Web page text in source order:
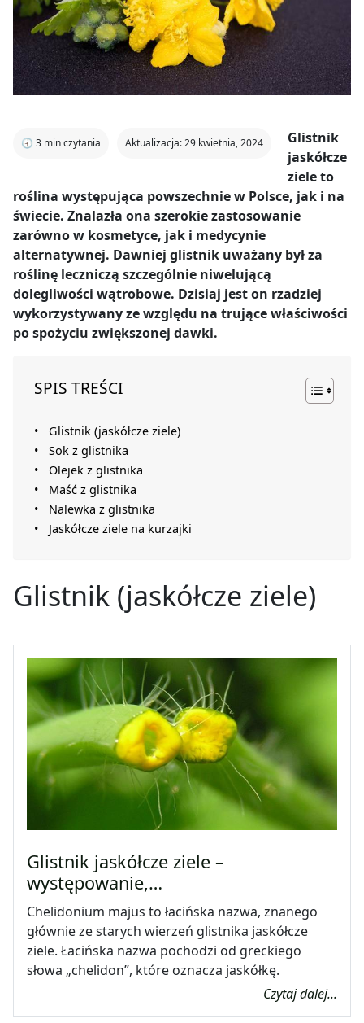
🕣 3 min czytania Aktualizacja: 29 kwietnia, 2024
Glistnik
jaskółcze
ziele to
roślina występująca powszechnie w Polsce, jak i na
świecie. Znalazła ona szerokie zastosowanie
zarówno w kosmetyce, jak i medycynie
alternatywnej. Dawniej glistnik uważany był za
roślinę leczniczą szczególnie niwelującą
dolegliwości wątrobowe. Dzisiaj jest on rzadziej
wykorzystywany ze względu na trujące właściwości
po spożyciu zwiększonej dawki.
SPIS TREŚCI
Glistnik (jaskółcze ziele)
Sok z glistnika
Olejek z glistnika
Maść z glistnika
Nalewka z glistnika
Jaskółcze ziele na kurzajki
Glistnik (jaskółcze ziele)
Glistnik jaskółcze ziele –
występowanie,…
Chelidonium majus to łacińska nazwa, znanego
głównie ze starych wierzeń glistnika jaskółcze
ziele. Łacińska nazwa pochodzi od greckiego
słowa „chelidon”, które oznacza jaskółkę.
Czytaj dalej...